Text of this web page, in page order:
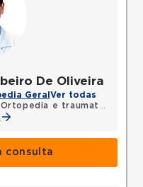
De Oliveira
Geral Ver todas
e traumatologia
consulta